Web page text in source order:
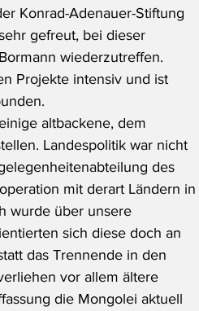
Konrad-Adenauer-Stiftung
gefreut, bei dieser
wiederzutreffen.
Projekte intensiv und ist
altbackene, dem
Landespolitik war nicht
des
mit derart Ländern in
wurde über unsere
sich diese doch an
das Trennende in den
vor allem ältere
die Mongolei aktuell